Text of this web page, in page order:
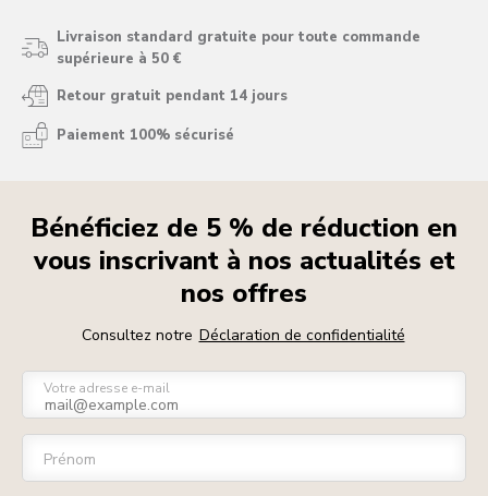
Livraison standard gratuite pour toute commande
supérieure à 50 €
Retour gratuit pendant 14 jours
Paiement 100% sécurisé
Bénéficiez de 5 % de réduction en
vous inscrivant à nos actualités et
nos offres
Consultez notre Déclaration de confidentialité
Votre adresse e-mail
Prénom